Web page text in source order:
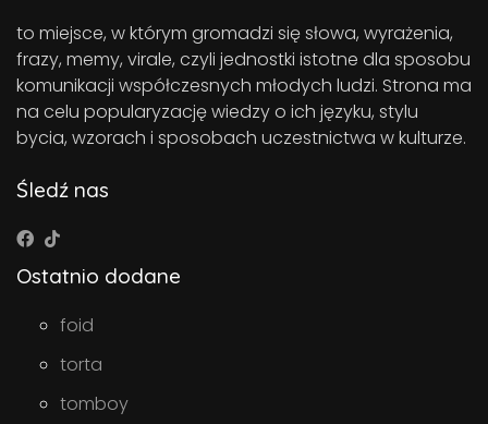
to miejsce, w którym gromadzi się słowa, wyrażenia,
frazy, memy, virale, czyli jednostki istotne dla sposobu
komunikacji współczesnych młodych ludzi. Strona ma
na celu popularyzację wiedzy o ich języku, stylu
bycia, wzorach i sposobach uczestnictwa w kulturze.
Śledź nas
Ostatnio dodane
foid
torta
tomboy